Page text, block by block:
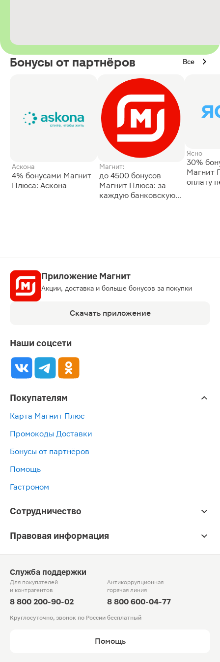
Бонусы от партнёров Все
Аскона
4% бонусами Магнит
Плюса: Аскона
Магнит:
до 4500 бонусов
Магнит Плюса: за
каждую банковскую
Ясно
30%
Магнит
оплату
Приложение Магнит
Акции, доставка и больше бонусов за покупки
Скачать приложение
Наши соцсети
Покупателям
Карта Магнит Плюс
Промокоды Доставки
Бонусы от партнёров
Помощь
Гастроном
Сотрудничество
Правовая информация
Служба поддержки
Для покупателей
и контрагентов
8 800 200-90-02
Антикоррупционная
горячая линия
8 800 600-04-77
Круглосуточно, звонок по России бесплатный
Помощь